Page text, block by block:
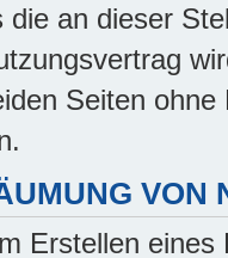
die an dieser
Seiten
VON
Erstellen